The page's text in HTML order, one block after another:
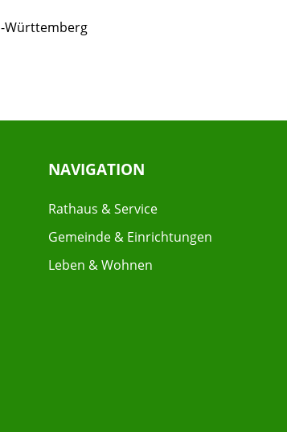
Württemberg
NAVIGATION
Rathaus & Service
Gemeinde & Einrichtungen
Leben & Wohnen